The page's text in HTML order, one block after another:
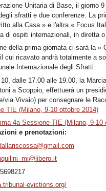
Unitaria di Base, il giorno
sfratti e due conferenze. La
alla Casa » e l'altra « Focus
di ospiti internazionali, in diretta
della prima giornata ci sarà la
cui ricavato andrà totalmente a
Internazionale degli Sfratti.
dalle 17.00 alle 19.00, la
a Scoppio, effettuerà un
via Vivaio) per consegnare le
TIE (Milano, 9-10 ottobre 2014)
4a Sessione TIE (Milano, 9-
e prenotazioni:
evictions.org/